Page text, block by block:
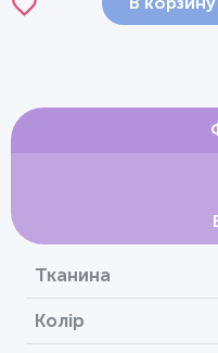
Тканина
Колір